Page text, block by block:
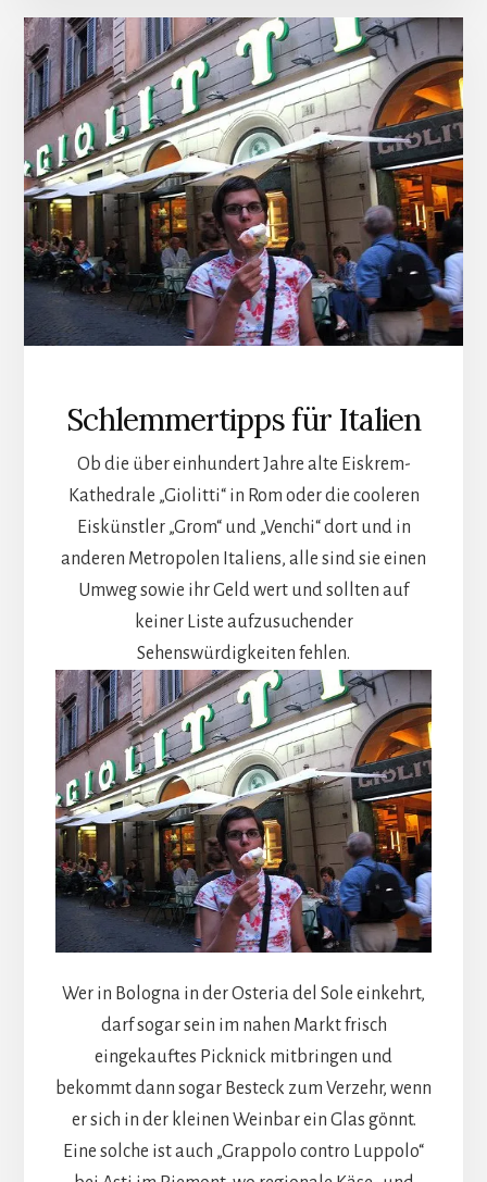
Schlemmertipps für Italien
Ob die über einhundert Jahre alte Eiskrem-
Kathedrale „Giolitti“ in Rom oder die cooleren
Eiskünstler „Grom“ und „Venchi“ dort und in
anderen Metropolen Italiens, alle sind sie einen
Umweg sowie ihr Geld wert und sollten auf
keiner Liste aufzusuchender
Sehenswürdigkeiten fehlen.
Wer in Bologna in der Osteria del Sole einkehrt,
darf sogar sein im nahen Markt frisch
eingekauftes Picknick mitbringen und
bekommt dann sogar Besteck zum Verzehr, wenn
er sich in der kleinen Weinbar ein Glas gönnt.
Eine solche ist auch „Grappolo contro Luppolo“